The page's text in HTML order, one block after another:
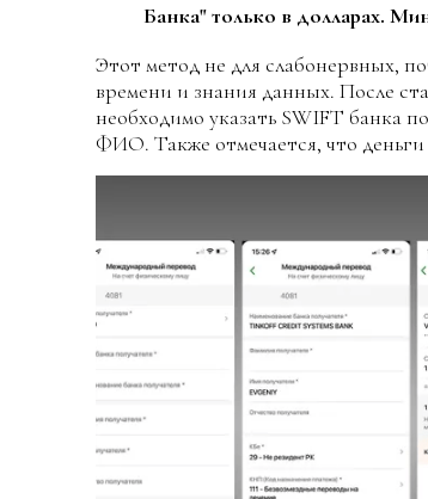
Банка" только в долларах.
Этот метод не для слабонервных,
времени и знания данных. После
необходимо указать SWIFT банка
ФИО. Также отмечается, что деньги